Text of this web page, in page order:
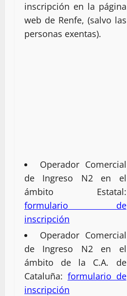
inscripción en la página
web de Renfe, (salvo las
personas exentas).
Operador Comercial
de Ingreso N2 en el
ámbito Estatal:
formulario de
inscripción
Operador Comercial
de Ingreso N2 en el
ámbito de la C.A. de
Cataluña: formulario de
inscripción